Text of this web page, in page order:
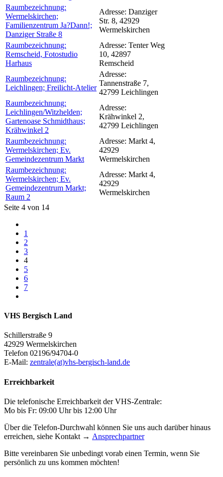
Raumbezeichnung:
Wermelskirchen;
Familienzentrum Ja?Dann!;
Danziger Straße 8
Adresse: Danziger
Str. 8, 42929
Wermelskirchen
Raumbezeichnung:
Remscheid, Fotostudio
Harhaus
Adresse: Tenter Weg
10, 42897
Remscheid
Raumbezeichnung:
Leichlingen; Freilicht-Atelier
Adresse:
Tannenstraße 7,
42799 Leichlingen
Raumbezeichnung:
Leichlingen/Witzhelden;
Gartenoase Schmidthaus;
Krähwinkel 2
Adresse:
Krähwinkel 2,
42799 Leichlingen
Raumbezeichnung:
Wermelskirchen; Ev.
Gemeindezentrum Markt
Adresse: Markt 4,
42929
Wermelskirchen
Raumbezeichnung:
Wermelskirchen; Ev.
Gemeindezentrum Markt;
Raum 2
Adresse: Markt 4,
42929
Wermelskirchen
Seite 4 von 14
1
2
3
4
5
6
7
VHS Bergisch Land
Schillerstraße 9
42929 Wermelskirchen
Telefon 02196/94704-0
E-Mail: zentrale(at)vhs-bergisch-land.de
Erreichbarkeit
Die telefonische Erreichbarkeit der VHS-Zentrale:
Mo bis Fr: 09:00 Uhr bis 12:00 Uhr
Über die Telefon-Durchwahl können Sie uns auch darüber hinaus
erreichen, siehe Kontakt → Ansprechpartner
Bitte vereinbaren Sie unbedingt vorab einen Termin, wenn Sie
persönlich zu uns kommen möchten!